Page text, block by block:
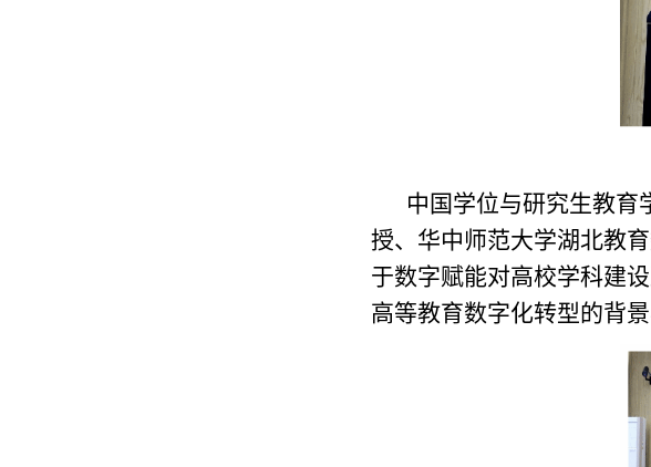
中国学位与研究生教育
授、华中师范大学湖北教
于数字赋能对高校学科建
高等教育数字化转型的背